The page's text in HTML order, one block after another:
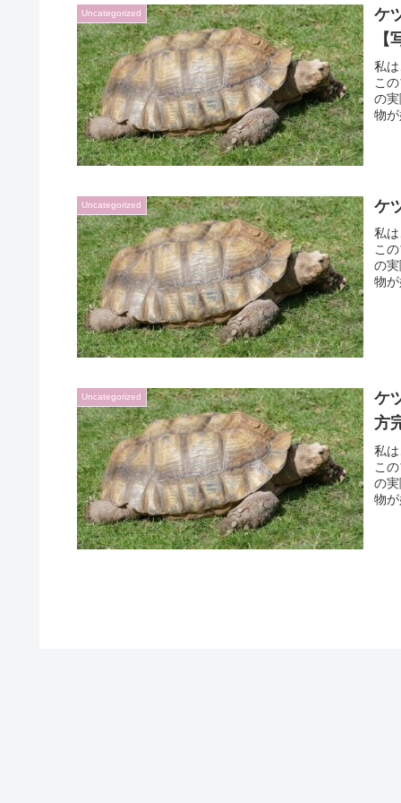
Uncategorized
ケ
私
こ
の
物
Uncategorized ケ
私
こ
の
物
Uncategorized
ケ
方
私
こ
の
物